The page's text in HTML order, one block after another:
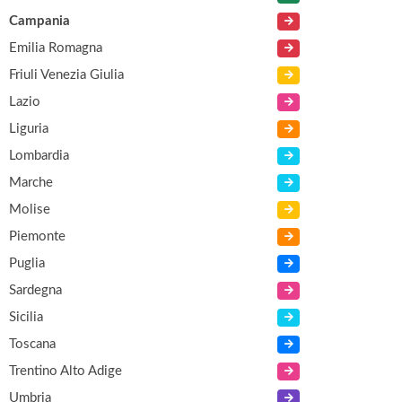
Campania
Emilia Romagna
Friuli Venezia Giulia
Lazio
Liguria
Lombardia
Marche
Molise
Piemonte
Puglia
Sardegna
Sicilia
Toscana
Trentino Alto Adige
Umbria